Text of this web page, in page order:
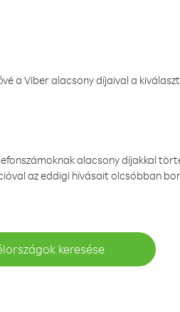
a Viber alacsony díjaival a
alacsony díjakkal
az eddigi hívásait olcsóbban
keresése